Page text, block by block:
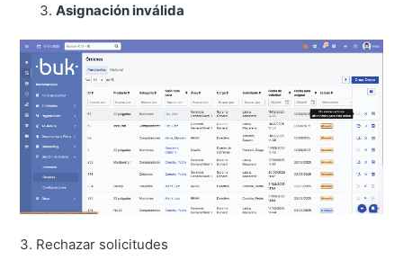
Asignación inválida
3. Rechazar solicitudes